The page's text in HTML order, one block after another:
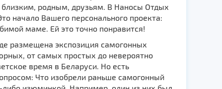
близким, родным, друзьям. В Наносы Отдых
начало Вашего персонального проекта:
маме. Ей это точно понравится!
размещена экспозиция самогонных
от самых простых до невероятно
время в Беларуси. Но есть
Что изобрели раньше самогонный